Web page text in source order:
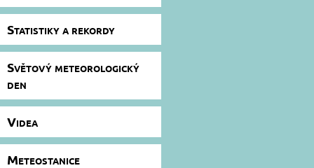
Statistiky a rekordy
Světový meteorologický
den
Videa
Meteostanice